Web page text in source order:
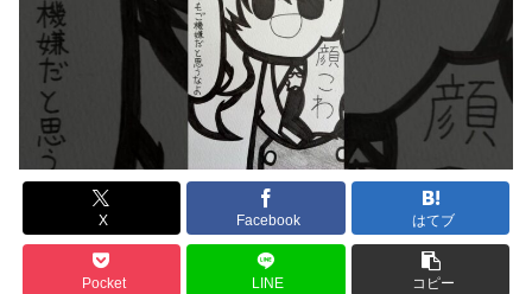
X Facebook はてブ
Pocket LINE コピー